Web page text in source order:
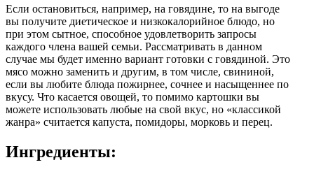
Если остановиться, например, на говядине, то на выгоде
вы получите диетическое и низкокалорийное блюдо, но
при этом сытное, способное удовлетворить запросы
каждого члена вашей семьи. Рассматривать в данном
случае мы будет именно вариант готовки с говядиной. Это
мясо можно заменить и другим, в том числе, свининой,
если вы любите блюда пожирнее, сочнее и насыщеннее по
вкусу. Что касается овощей, то помимо картошки вы
можете использовать любые на свой вкус, но «классикой
жанра» считается капуста, помидоры, морковь и перец.
Ингредиенты: